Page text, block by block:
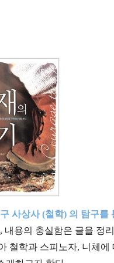
사상사 (철학) 의 탐구
용의 충실함은 글을 정
철학과 스피노자, 니체